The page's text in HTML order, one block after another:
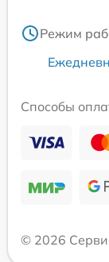
Режим
Способы
© 2026